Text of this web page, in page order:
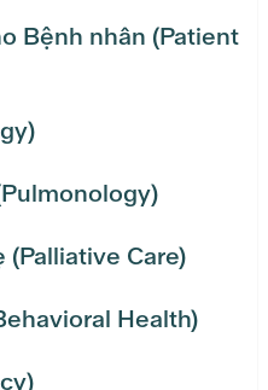
Bệnh nhân (Patient
(Palliative Care)
Health)